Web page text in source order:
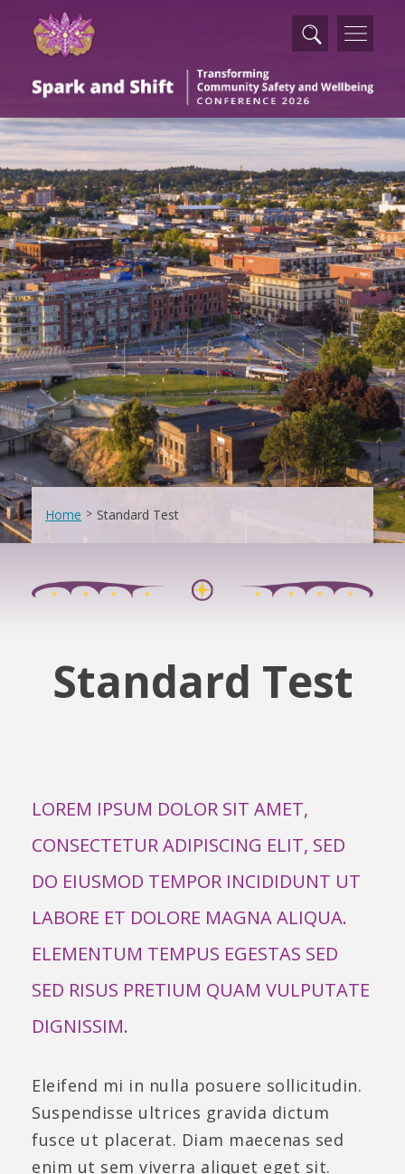
Home > Standard Test
Standard Test
LOREM IPSUM DOLOR SIT AMET,
CONSECTETUR ADIPISCING ELIT, SED
DO EIUSMOD TEMPOR INCIDIDUNT UT
LABORE ET DOLORE MAGNA ALIQUA.
ELEMENTUM TEMPUS EGESTAS SED
SED RISUS PRETIUM QUAM VULPUTATE
DIGNISSIM.
Eleifend mi in nulla posuere sollicitudin.
Suspendisse ultrices gravida dictum
fusce ut placerat. Diam maecenas sed
enim ut sem viverra aliquet eget sit.